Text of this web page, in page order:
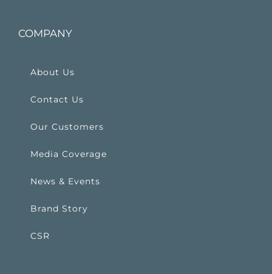
COMPANY
About Us
Contact Us
Our Customers
Media Coverage
News & Events
Brand Story
CSR